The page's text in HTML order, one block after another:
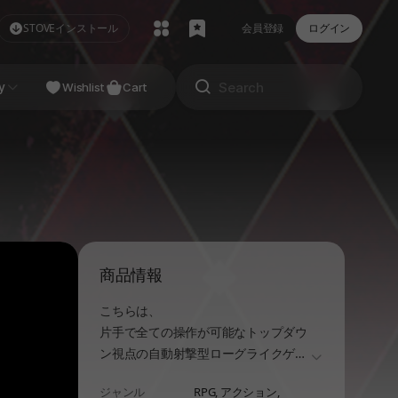
STOVEインストール 会員登録 ログイン
Studio
Wishlist Cart
商品情報
こちらは、
片手で全ての操作が可能なトップダウ
ン視点の自動射撃型ローグライクゲー 더보기
ジャンル RPG, アクション,